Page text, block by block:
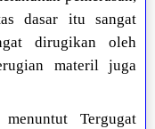
dasar itu sangat
dirugikan oleh
materil juga
Tergugat